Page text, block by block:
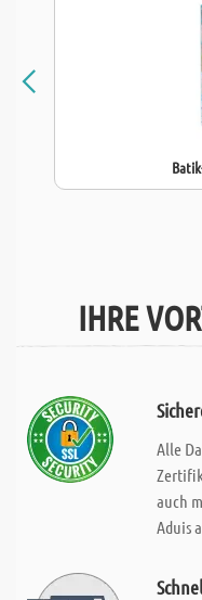
IHRE
Alle
auch
Aduis